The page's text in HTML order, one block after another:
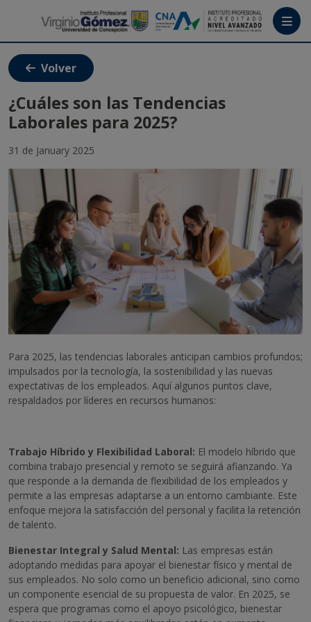
Tutoriales
Volver
¿Cuáles son las Tendencias
Laborales para 2025?
31 de January 2025
Para 2025, las tendencias laborales anticipan cambios profundos;
impulsados por la tecnología, la sostenibilidad y las nuevas
expectativas de los empleados. Aquí algunos puntos clave,
respaldados por líderes en recursos humanos:
Trabajo Híbrido y Flexibilidad Laboral: El modelo híbrido que
combina trabajo presencial y remoto se seguirá afianzando. Ya
que responde a la demanda de flexibilidad de los empleados y
permite a las empresas adaptarse a un entorno cambiante. Este
enfoque mejora la satisfacción del personal y facilita la retención
de talento.
Bienestar Integral y Salud Mental: Las empresas están
adoptando medidas para apoyar el bienestar físico y mental de
sus empleados. No solo como un beneficio adicional, sino como
un componente esencial de su propuesta de valor. En 2025, se
espera que programas como el apoyo psicológico, bienestar